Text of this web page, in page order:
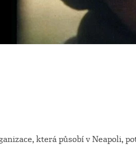
která působí v Neapoli,